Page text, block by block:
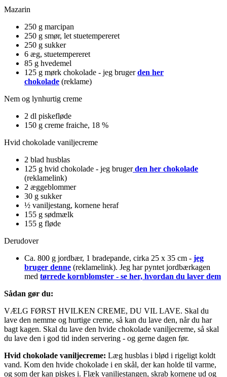
Mazarin
250 g marcipan
250 g smør, let stuetempereret
250 g sukker
6 æg, stuetempereret
85 g hvedemel
125 g mørk chokolade - jeg brugerden her
chokolade (reklame)
Nem og lynhurtig creme
2 dl piskefløde
150 g creme fraiche, 18 %
Hvid chokolade vaniljecreme
2 blad husblas
125 g hvid chokolade - jeg brugerden her chokolade
(reklamelink)
2 æggeblommer
30 g sukker
½ vaniljestang, kornene heraf
155 g sødmælk
155 g fløde
Derudover
Ca. 800 g jordbær, 1 bradepande, cirka 25 x 35 cm - jeg
bruger denne (reklamelink). Jeg har pyntet jordbærkagen
med tørrede kornblomster - se her, hvordan du laver dem
Sådan gør du:
VÆLG FØRST HVILKEN CREME, DU VIL LAVE. Skal du
lave den nemme og hurtige creme, så kan du lave den, når du har
bagt kagen. Skal du lave den hvide chokolade vaniljecreme, så skal
du lave den i god tid inden servering - og gerne dagen før.
Hvid chokolade vaniljecreme: Læg husblas i blød i rigeligt koldt
vand. Kom den hvide chokolade i en skål, der kan holde til varme,
og som der kan piskes i. Flæk vaniljestangen, skrab kornene ud og